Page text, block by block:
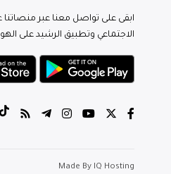
ابقى على تواصل معنا عبر منصاتنا
الاجتماعي وتطبيق الرشيد على
Made By IQ Hosting